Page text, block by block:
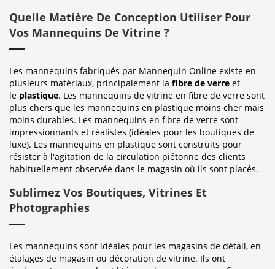
Quelle Matière De Conception Utiliser Pour
Vos Mannequins De Vitrine ?
Les mannequins fabriqués par Mannequin Online existe en
plusieurs matériaux, principalement la fibre de verre et
le plastique. Les mannequins de vitrine en fibre de verre sont
plus chers que les mannequins en plastique moins cher mais
moins durables. Les mannequins en fibre de verre sont
impressionnants et réalistes (idéales pour les boutiques de
luxe). Les mannequins en plastique sont construits pour
résister à l'agitation de la circulation piétonne des clients
habituellement observée dans le magasin où ils sont placés.
Sublimez Vos Boutiques, Vitrines Et
Photographies
Les mannequins sont idéales pour les magasins de détail, en
étalages de magasin ou décoration de vitrine. Ils ont